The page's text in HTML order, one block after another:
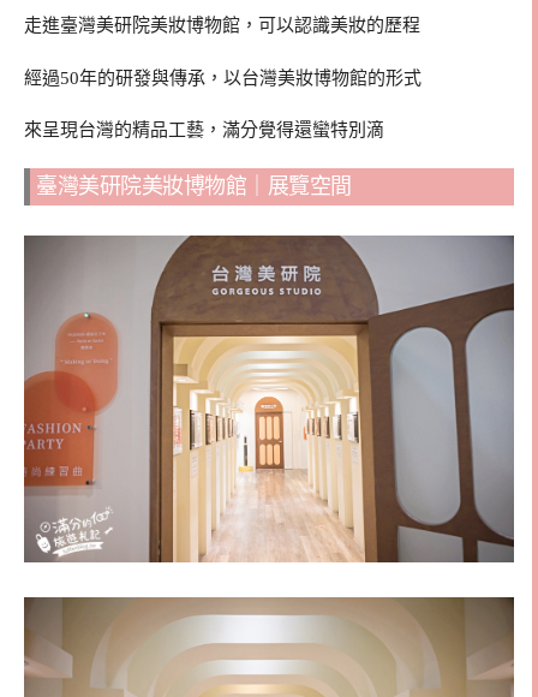
走進臺灣美研院美妝博物館，可以認識美妝的歷程
經過50年的研發與傳承，以台灣美妝博物館的形式
來呈現台灣的精品工藝，滿分覺得還蠻特別滴
臺灣美研院美妝博物館｜展覽空間